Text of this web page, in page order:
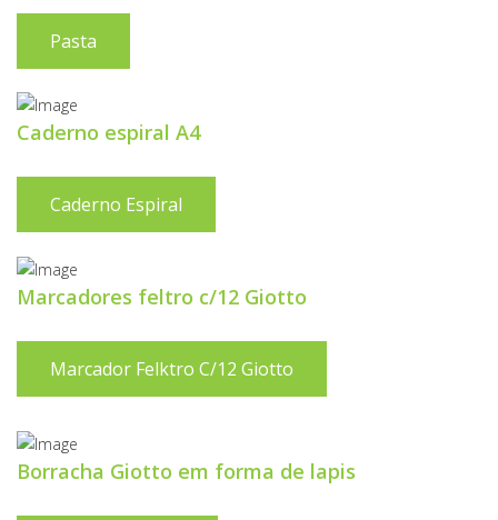
Pasta
Caderno espiral A4
Caderno Espiral
Marcadores feltro c/12 Giotto
Marcador Felktro C/12 Giotto
Borracha Giotto em forma de lapis